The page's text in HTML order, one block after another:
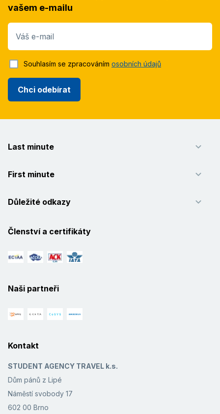
vašem e-mailu
Váš e-mail
Chci odebírat
Souhlasím se zpracováním osobních údajů
Last minute
First minute
Důležité odkazy
Členství a certifikáty
Naši partneři
Kontakt
STUDENT AGENCY TRAVEL k.s.
Dům pánů z Lipé
Náměstí svobody 17
602 00 Brno